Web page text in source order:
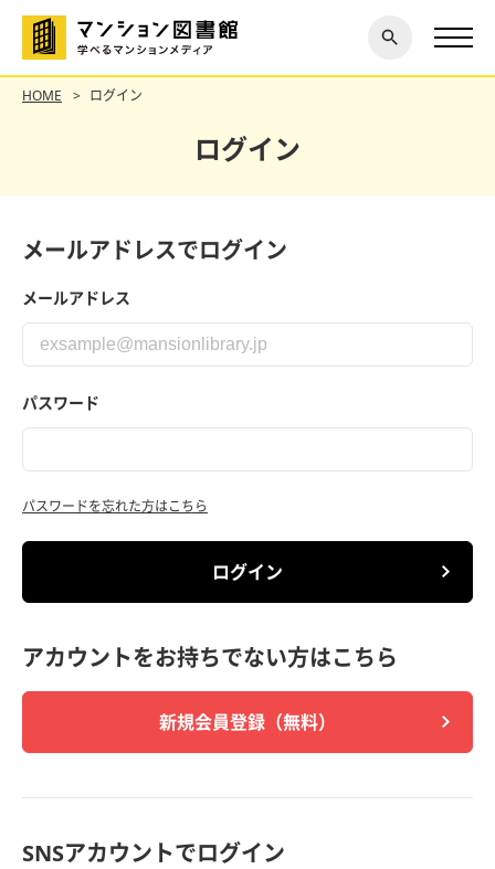
探す
閉じ
る
HOME ログイン
ログイン
メールアドレスでログイン
メールアドレス
パスワード
パスワードを忘れた方はこちら
ログイン
アカウントをお持ちでない方はこちら
新規会員登録（無料）
SNSアカウントでログイン